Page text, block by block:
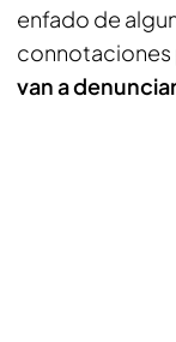
enfado de
connotaciones
van a